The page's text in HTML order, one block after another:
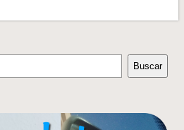
Buscar